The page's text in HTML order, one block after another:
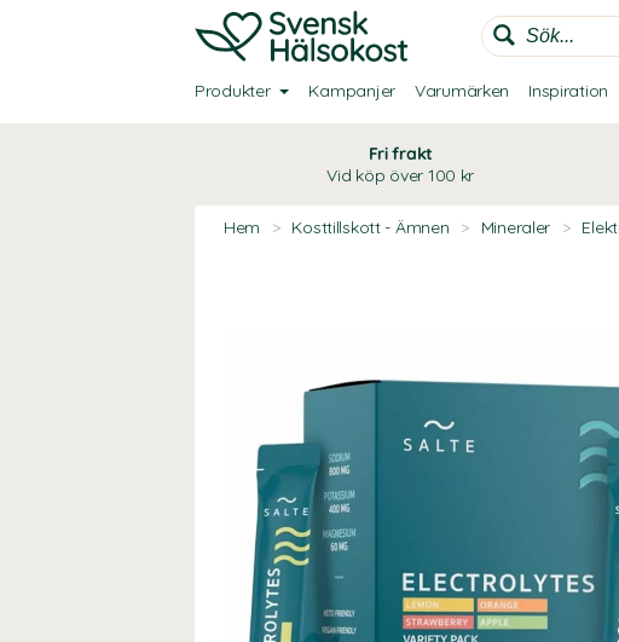
Produkter Kampanjer Varumärken Inspiration
Fri frakt
Vid köp över 100 kr
Hem > Kosttillskott - Ämnen > Mineraler >